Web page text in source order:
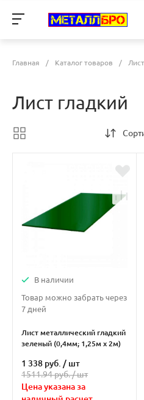
Главная / Каталог товаров /
Лист гладкий
В наличии
Товар можно забрать через
7 дней
Лист металлический гладкий
зеленый (0,4мм; 1,25м х 2м)
1 338 руб. / шт
1511.94 руб. /шт
Цена указана за